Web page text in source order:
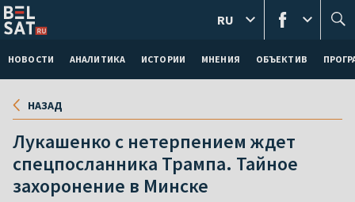
НОВОСТИ АНАЛИТИКА ИСТОРИИ МНЕНИЯ ОБЪЕКТИВ
RU
НАЗАД
Лукашенко с нетерпением ждет
спецпосланника Трампа. Тайное
захоронение в Минске